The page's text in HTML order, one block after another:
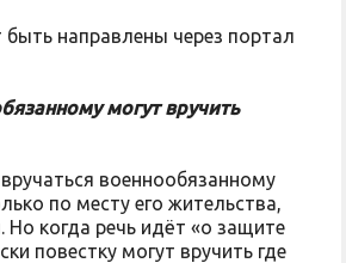
быть направлены через портал
могут вручить
военнообязанному
по месту его жительства,
Но когда речь идёт «о защите
повестку могут вручить где